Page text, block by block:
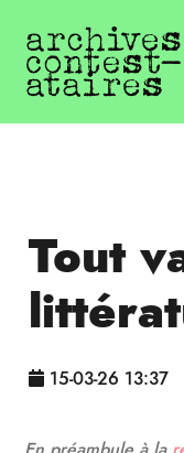
Tout
15-03-26 13:37